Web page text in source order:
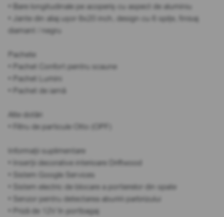
• Bare longitudinale pe acoperiș cu aspect de aluminiu
• Jante din aliaj ușor 8x20 inch, design cu 6 spițe, finisaj
diamant / negru
Pachete
• Pachet Confort pentru scaune
• Pachet Lumini
• Pachet de iarnă
Alte dotări
• Filtru de particule Otto (OPF)
Informații suplimentare
• Inserții decorative interioare Driftwood
• Sistem Google Services
• Sistem electric de blocare a portierelor din spate
• Senzor pentru detectarea aburirii parbrizului
• Priză de 12V în portbagaj